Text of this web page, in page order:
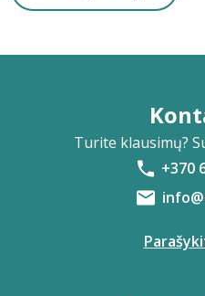
Turite klausimų?
+370